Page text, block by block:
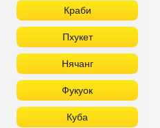
Бали
3* звезды
фильтры
Аланья